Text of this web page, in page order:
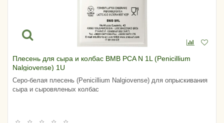
Плесень для сыра и колбас BMB PCA N 1L (Penicillium
Nalgiovense) 1U
Серо-белая плесень (Penicillium Nalgiovense) для опрыскивания
сыра и сыровяленых колбас